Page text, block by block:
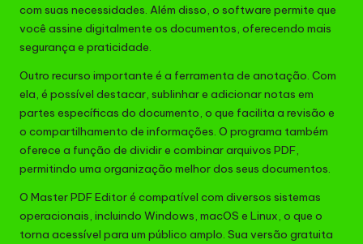
com suas necessidades. Além disso, o software permite que
você assine digitalmente os documentos, oferecendo mais
segurança e praticidade.
Outro recurso importante é a ferramenta de anotação. Com
ela, é possível destacar, sublinhar e adicionar notas em
partes específicas do documento, o que facilita a revisão e
o compartilhamento de informações. O programa também
oferece a função de dividir e combinar arquivos PDF,
permitindo uma organização melhor dos seus documentos.
O Master PDF Editor é compatível com diversos sistemas
operacionais, incluindo Windows, macOS e Linux, o que o
torna acessível para um público amplo. Sua versão gratuita